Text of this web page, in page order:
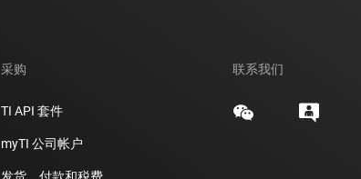
采购
TI API 套件
myTI 公司帐户
发货、付款和税费
联系我们